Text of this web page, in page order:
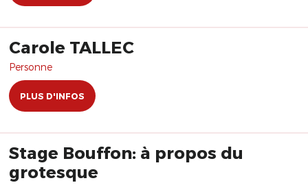
Carole TALLEC
Personne
PLUS D'INFOS
Stage Bouffon: à propos du
grotesque